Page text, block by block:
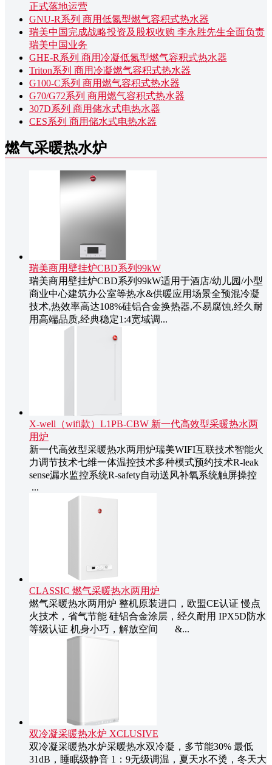
正式落地运营
GNU-R系列 商用低氮型燃气容积式热水器
瑞美中国完成战略投资及股权收购 李永胜先生全面负责
瑞美中国业务
GHE-R系列 商用冷凝低氮型燃气容积式热水器
Triton系列 商用冷凝燃气容积式热水器
G100-C系列 商用燃气容积式热水器
G70/G72系列 商用燃气容积式热水器
307D系列 商用储水式电热水器
CES系列 商用储水式电热水器
燃气采暖热水炉
瑞美商用壁挂炉CBD系列99kW
瑞美商用壁挂炉CBD系列99kW适用于酒店/幼儿园/小型
商业中心建筑办公室等热水&供暖应用场景全预混冷凝
技术,热效率高达108%硅铝合金换热器,不易腐蚀,经久耐
用高端品质,经典稳定1:4宽域调...
X-well（wifi款）L1PB-CBW 新一代高效型采暖热水两
用炉
新一代高效型采暖热水两用炉瑞美WIFI互联技术智能火
力调节技术七维一体温控技术多种模式预约技术R-leak
sense漏水监控系统R-safety自动送风补氧系统触屏操控
...
CLASSIC 燃气采暖热水两用炉
燃气采暖热水两用炉 整机原装进口，欧盟CE认证 慢点
火技术，省气节能 硅铝合金涂层，经久耐用 IPX5D防水
等级认证 机身小巧，解放空间 &...
双冷凝采暖热水炉 XCLUSIVE
双冷凝采暖热水炉采暖热水双冷凝，多节能30% 最低
31dB，睡眠级静音 1：9无级调温，夏天水不烫，冬天大